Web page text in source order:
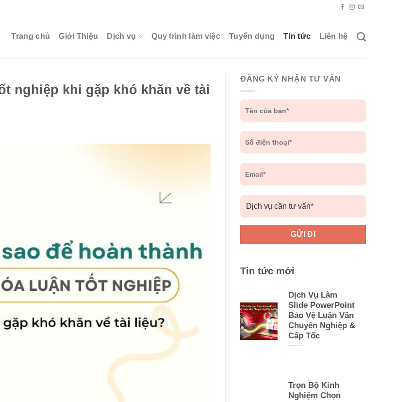
Trang chủ Giới Thiệu Dịch vụ Quy trình làm việc Tuyển dụng Tin tức Liên hệ
nghiệp khi gặp khó khăn về tài
ĐĂNG KÝ NHẬN TƯ VẤN
Tin tức mới
Dịch Vụ Làm
Slide PowerPoint
Bảo Vệ Luận Văn
Chuyên Nghiệp &
Cấp Tốc
Trọn Bộ Kinh
Nghiệm Chọn